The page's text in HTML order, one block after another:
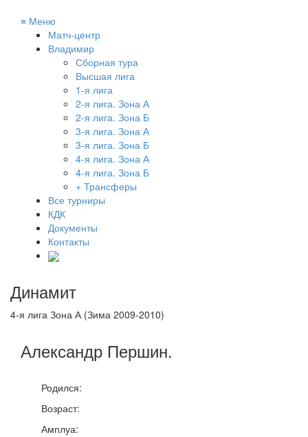
≡ Меню
Матч-центр
Владимир
Сборная тура
Высшая лига
1-я лига
2-я лига. Зона А
2-я лига. Зона Б
3-я лига. Зона А
3-я лига. Зона Б
4-я лига. Зона А
4-я лига. Зона Б
+ Трансферы
Все турниры
КДК
Документы
Контакты
Динамит
4-я лига Зона А (Зима 2009-2010)
Александр Першин.
Родился:
Возраст:
Амплуа: